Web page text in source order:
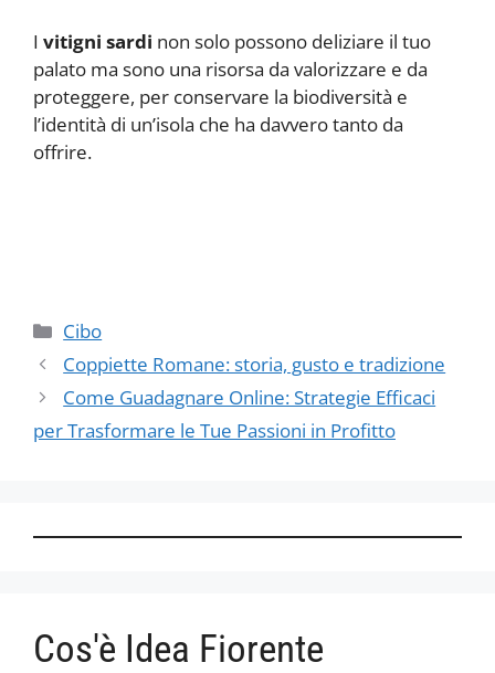
I vitigni sardi non solo possono deliziare il tuo
palato ma sono una risorsa da valorizzare e da
proteggere, per conservare la biodiversità e
l’identità di un’isola che ha davvero tanto da
offrire.
Categorie
Cibo
Coppiette Romane: storia, gusto e tradizione
Come Guadagnare Online: Strategie Efficaci
per Trasformare le Tue Passioni in Profitto
Cos'è Idea Fiorente